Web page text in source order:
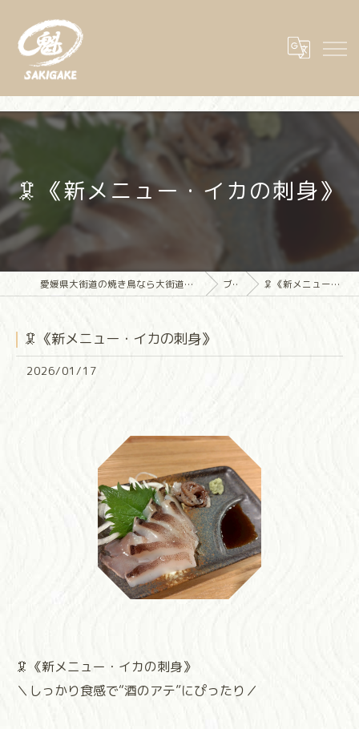
🦑《新メニュー・イカの刺身》
愛媛県大街道の焼き鳥なら大街道立ち飲み焼き鳥 魁(さきがけ) ブログ 🦑《新メニュー・イカの刺身》
🦑《新メニュー・イカの刺身》
2026/01/17
🦑《新メニュー・イカの刺身》
＼しっかり食感で“酒のアテ”にぴったり／